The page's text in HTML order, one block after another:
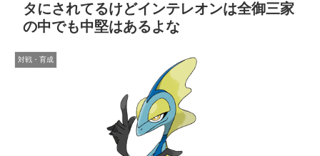
タにされてるけどインテレオンは全御三家
の中でも中堅はあるよな
対戦・育成